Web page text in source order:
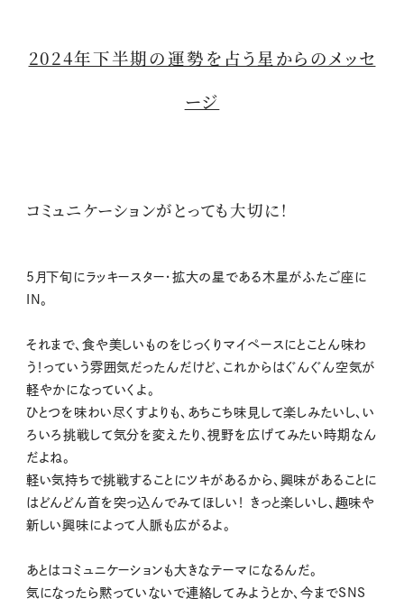
2024年下半期の運勢を占う星からのメッセ
ージ
コミュニケーションがとっても大切に！
5月下旬にラッキースター・拡大の星である木星がふたご座に
IN。
それまで、食や美しいものをじっくりマイペースにとことん味わ
う！っていう雰囲気だったんだけど、これからはぐんぐん空気が
軽やかになっていくよ。
ひとつを味わい尽くすよりも、あちこち味見して楽しみたいし、い
ろいろ挑戦して気分を変えたり、視野を広げてみたい時期なん
だよね。
軽い気持ちで挑戦することにツキがあるから、興味があることに
はどんどん首を突っ込んでみてほしい！ きっと楽しいし、趣味や
新しい興味によって人脈も広がるよ。
あとはコミュニケーションも大きなテーマになるんだ。
気になったら黙っていないで連絡してみようとか、今までSNS